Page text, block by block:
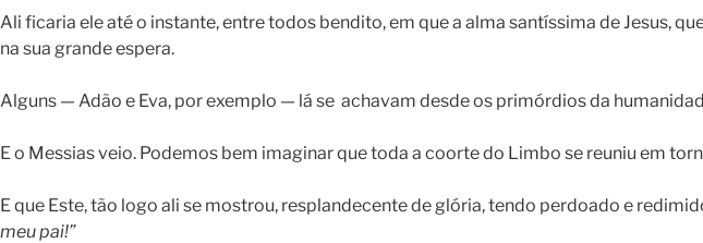
Ali ficaria ele até o instante, entre todos bendito, em que a alma santíssima de Jesus,
na sua grande espera.
Alguns — Adão e Eva, por exemplo — lá se achavam desde os primórdios da
E o Messias veio. Podemos bem imaginar que toda a coorte do Limbo se reuniu em
E que Este, tão logo ali se mostrou, resplandecente de glória, tendo perdoado e
meu pai!”